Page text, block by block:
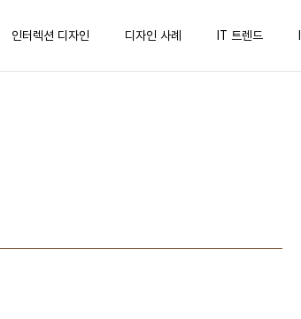
인터렉션 디자인 디자인 사례 IT 트렌드